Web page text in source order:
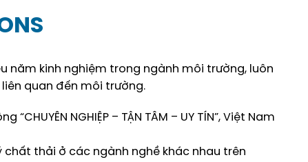
năm kinh nghiệm trong ngành môi trường, luôn
quan đến môi trường.
NGHIỆP – TẬN TÂM – UY TÍN”, Việt Nam
chất thải ở các ngành nghề khác nhau trên